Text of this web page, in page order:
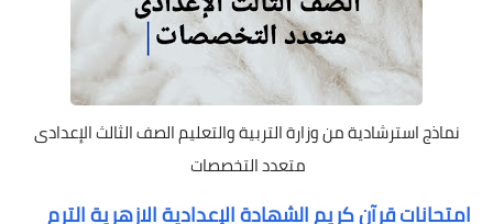
نماذج استرشادية من وزارة التربية والتعليم الصف الثالث الإعدادى
متعدد التخصصات
امتحانات قرآن كريم الشهادة الإعدادية الازهرية الترم